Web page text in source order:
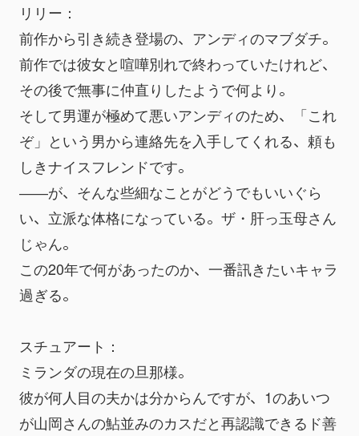
リリー：
前作から引き続き登場の、アンディのマブダチ。
前作では彼女と喧嘩別れで終わっていたけれど、
その後で無事に仲直りしたようで何より。
そして男運が極めて悪いアンディのため、「これ
ぞ」という男から連絡先を入手してくれる、頼も
しきナイスフレンドです。
――が、そんな些細なことがどうでもいいぐら
い、立派な体格になっている。ザ・肝っ玉母さん
じゃん。
この20年で何があったのか、一番訊きたいキャラ
過ぎる。
スチュアート：
ミランダの現在の旦那様。
彼が何人目の夫かは分からんですが、1のあいつ
が山岡さんの鮎並みのカスだと再認識できるド善